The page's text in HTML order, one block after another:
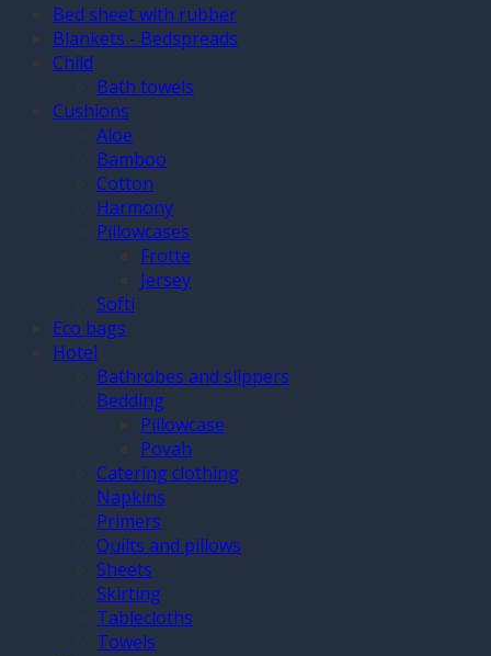
Bed sheet with rubber
Blankets - Bedspreads
Child
Bath towels
Cushions
Aloe
Bamboo
Cotton
Harmony
Pillowcases
Frotte
Jersey
Softi
Eco bags
Hotel
Bathrobes and slippers
Bedding
Pillowcase
Povah
Catering clothing
Napkins
Primers
Quilts and pillows
Sheets
Skirting
Tablecloths
Towels